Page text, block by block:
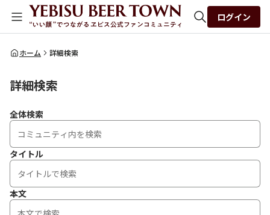
全体検索
ログイン
ホーム 詳細検索
詳細検索
全体検索
タイトル
本文